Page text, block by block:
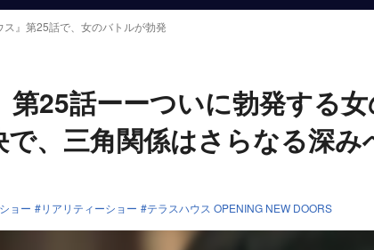
ス』第25話で、女のバトルが勃発
第25話ーーついに勃発する
で、三角関係はさらなる深み
ョー リアリティーショー テラスハウス OPENING NEW DOORS